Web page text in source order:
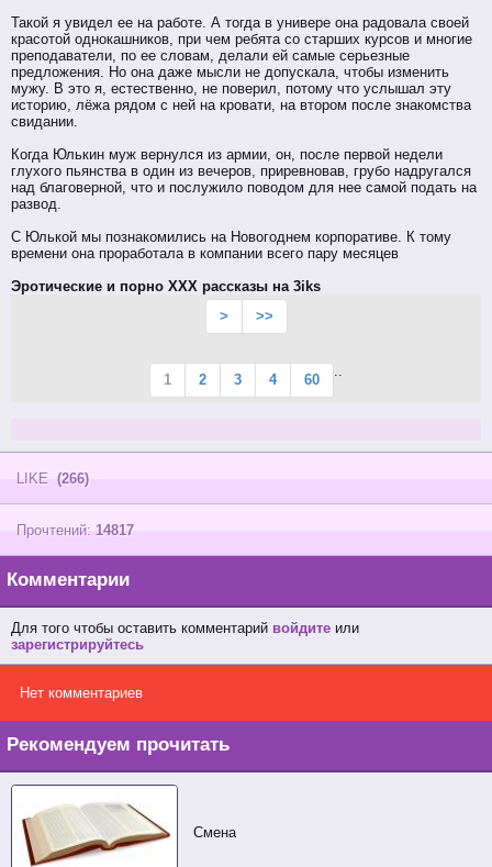
Такой я увидел ее на работе. А тогда в универе она радовала своей
красотой однокашников, при чем ребята со старших курсов и многие
преподаватели, по ее словам, делали ей самые серьезные
предложения. Но она даже мысли не допускала, чтобы изменить
мужу. В это я, естественно, не поверил, потому что услышал эту
историю, лёжа рядом с ней на кровати, на втором после знакомства
свидании.
Когда Юлькин муж вернулся из армии, он, после первой недели
глухого пьянства в один из вечеров, приревновав, грубо надругался
над благоверной, что и послужило поводом для нее самой подать на
развод.
С Юлькой мы познакомились на Новогоднем корпоративе. К тому
времени она проработала в компании всего пару месяцев
Эротические и порно XXX рассказы на 3iks
>
>>
1 2 3 4
..
60
LIKE (266)
Прочтений: 14817
Комментарии
Для того чтобы оставить комментарий войдите или
зарегистрируйтесь
Нет комментариев
Рекомендуем прочитать
Смена